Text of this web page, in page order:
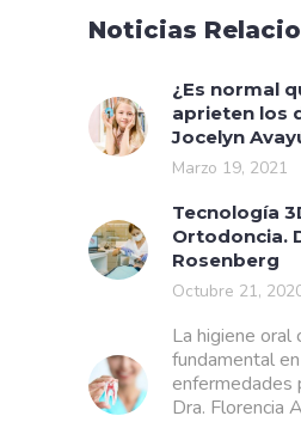
Noticias
¿Es normal
aprieten los
Jocelyn
Marzo 19, 2021
Tecnología
Ortodoncia.
Rosenberg
Octubre 21,
La higiene oral
fundamental
enfermedades
Dra. Florencia